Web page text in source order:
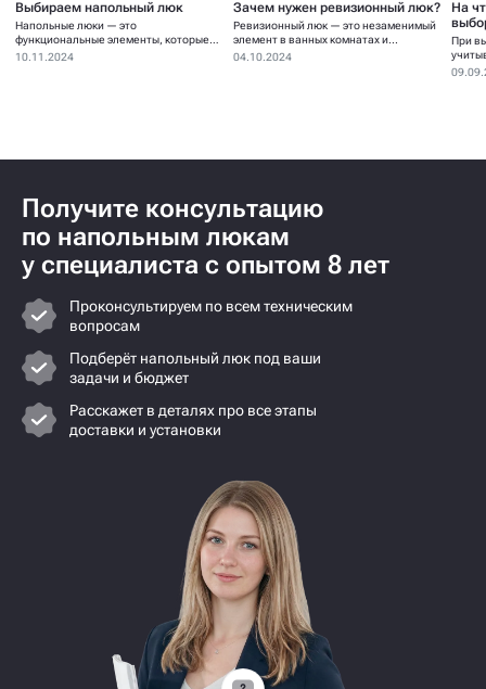
Выбираем напольный люк
Напольные люки — это
функциональные элементы, которые
устанавливаются для...
10.11.2024
Зачем нужен ревизионный люк?
Ревизионный люк — это незаменимый
элемент в ванных комнатах и...
04.10.2024
На
При
Получите консультацию
по напольным люкам
у специалиста с опытом 8 лет
Проконсультируем по всем техническим
вопросам
Подберёт напольный люк под ваши
задачи и бюджет
Расскажет в деталях про все этапы
доставки и установки